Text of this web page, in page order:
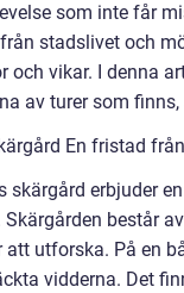
som inte får
stadslivet och
och vikar. I denna
av turer som
En fristad
skärgård erbjuder
består
utforska. På en
vidderna. Det